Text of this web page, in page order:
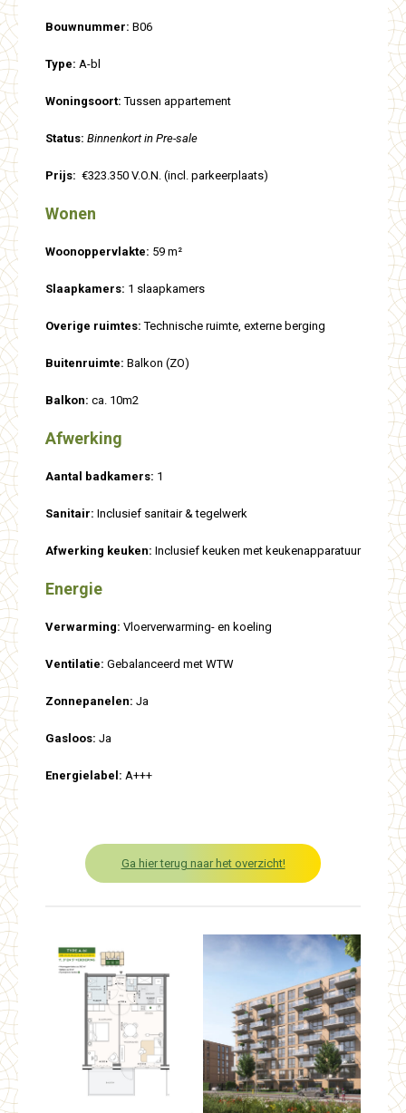
Bouwnummer: B06
Type: A-bl
Woningsoort: Tussen appartement
Status: Binnenkort in Pre-sale
Prijs: €323.350 V.O.N. (incl. parkeerplaats)
Wonen
Woonoppervlakte: 59 m²
Slaapkamers: 1 slaapkamers
Overige ruimtes: Technische ruimte, externe berging
Buitenruimte: Balkon (ZO)
Balkon: ca. 10m2
Afwerking
Aantal badkamers: 1
Sanitair: Inclusief sanitair & tegelwerk
Afwerking keuken: Inclusief keuken met keukenapparatuur
Energie
Verwarming: Vloerverwarming- en koeling
Ventilatie: Gebalanceerd met WTW
Zonnepanelen: Ja
Gasloos: Ja
Energielabel: A+++
Ga hier terug naar het overzicht!